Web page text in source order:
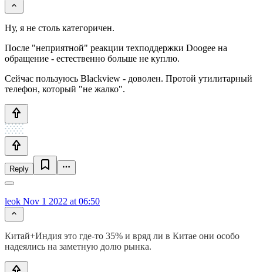
Ну, я не столь категоричен.
После "неприятной" реакции техподдержки Doogee на
обращение - естественно больше не куплю.
Сейчас пользуюсь Blackview - доволен. Протой утилитарный
телефон, который "не жалко".
Reply
leok Nov 1 2022 at 06:50
Китай+Индия это где-то 35% и вряд ли в Китае они особо
надеялись на заметную долю рынка.